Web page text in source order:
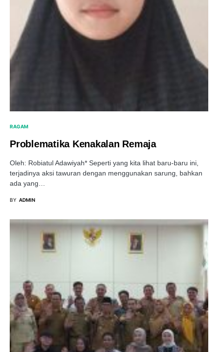
RAGAM
Problematika Kenakalan Remaja
Oleh: Robiatul Adawiyah* Seperti yang kita lihat baru-baru ini,
terjadinya aksi tawuran dengan menggunakan sarung, bahkan
ada yang…
BY ADMIN